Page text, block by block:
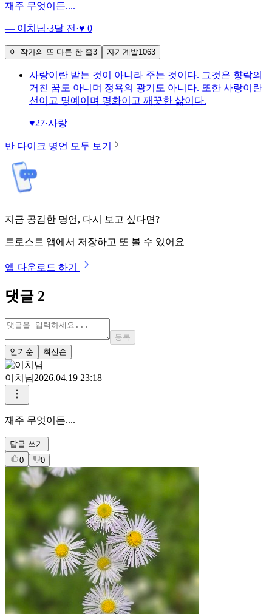
재주 무엇이든....
— 이치님·3달 전·♥ 0
이 작가의 또 다른 한 줄3 자기계발1063
사랑이란 받는 것이 아니라 주는 것이다. 그것은 향락의
거친 꿈도 아니며 정욕의 광기도 아니다. 또한 사랑이란
선이고 명예이며 평화이고 깨끗한 삶이다.
♥27·사랑
반 다이크 명언 모두 보기
지금 공감한 명언, 다시 보고 싶다면?
트로스트 앱에서 저장하고 또 볼 수 있어요
앱 다운로드 하기
댓글 2
등록
인기순
최신순
이치님2026.04.19 23:18
재주 무엇이든....
답글 쓰기
0
0